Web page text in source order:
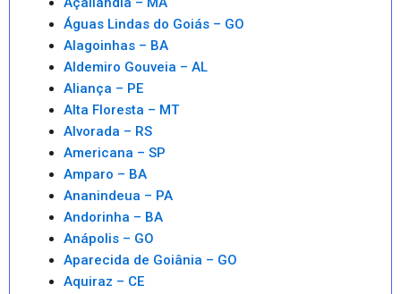
Águas Lindas do Goiás – GO
Alagoinhas – BA
Aldemiro Gouveia – AL
Aliança – PE
Alta Floresta – MT
Alvorada – RS
Americana – SP
Amparo – BA
Ananindeua – PA
Andorinha – BA
Anápolis – GO
Aparecida de Goiânia – GO
Aquiraz – CE